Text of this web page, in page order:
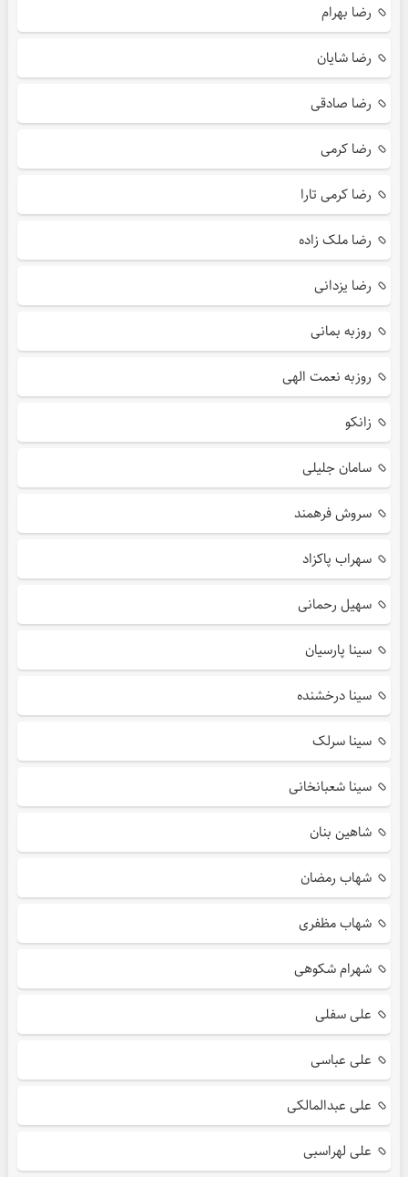
رضا بهرام
رضا شایان
رضا صادقی
رضا کرمی
رضا کرمی تارا
رضا ملک زاده
رضا یزدانی
روزبه بمانی
روزبه نعمت الهی
زانکو
سامان جلیلی
سروش فرهمند
سهراب پاکزاد
سهیل رحمانی
سینا پارسیان
سینا درخشنده
سینا سرلک
سینا شعبانخانی
شاهین بنان
شهاب رمضان
شهاب مظفری
شهرام شکوهی
علی سفلی
علی عباسی
علی عبدالمالکی
علی لهراسبی